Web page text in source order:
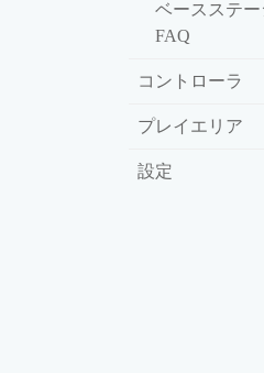
ベースステー
FAQ
コントローラ
プレイエリア
設定